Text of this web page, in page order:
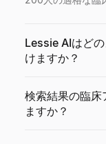
Lessie AIはど
けますか？
検索結果の臨床
ますか？